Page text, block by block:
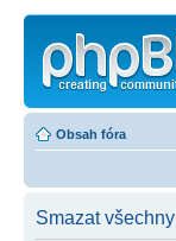
Obsah fóra
Smazat